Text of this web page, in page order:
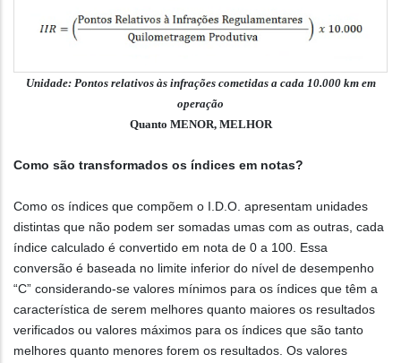
Unidade: Pontos relativos às infrações cometidas a cada 10.000 km em
operação
Quanto MENOR, MELHOR
Como são transformados os índices em notas?
Como os índices que compõem o I.D.O. apresentam unidades
distintas que não podem ser somadas umas com as outras, cada
índice calculado é convertido em nota de 0 a 100. Essa
conversão é baseada no limite inferior do nível de desempenho
“C” considerando-se valores mínimos para os índices que têm a
característica de serem melhores quanto maiores os resultados
verificados ou valores máximos para os índices que são tanto
melhores quanto menores forem os resultados. Os valores